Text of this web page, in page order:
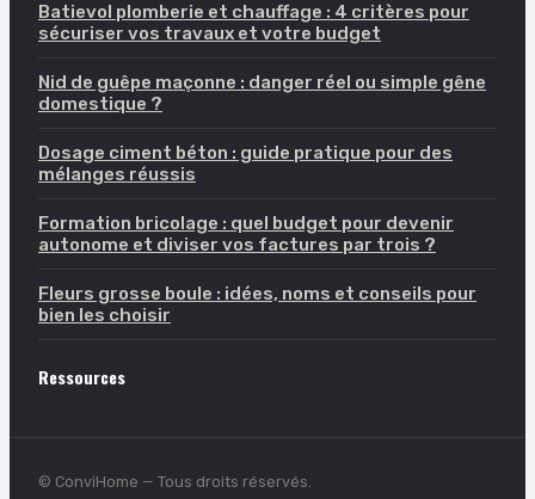
Batievol plomberie et chauffage : 4 critères pour
sécuriser vos travaux et votre budget
Nid de guêpe maçonne : danger réel ou simple gêne
domestique ?
Dosage ciment béton : guide pratique pour des
mélanges réussis
Formation bricolage : quel budget pour devenir
autonome et diviser vos factures par trois ?
Fleurs grosse boule : idées, noms et conseils pour
bien les choisir
Ressources
© ConviHome — Tous droits réservés.